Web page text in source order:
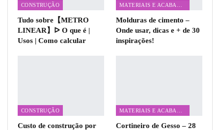
CONSTRUÇÃO
Tudo sobre【METRO
LINEAR】ᐅ O que é |
Usos | Como calcular
Molduras de cimento –
Onde usar, dicas e + de 30
inspirações!
CONSTRUÇÃO
Custo de construção por
Cortineiro de Gesso – 28